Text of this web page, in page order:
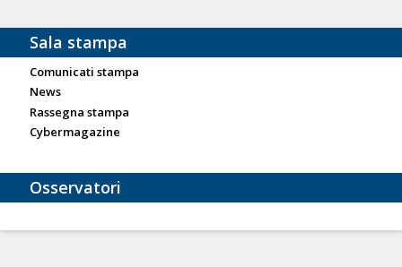
Sala stampa
Comunicati stampa
News
Rassegna stampa
Cybermagazine
Osservatori